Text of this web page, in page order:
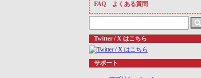
FAQ よくある質問
Twitter / X はこちら
サポート